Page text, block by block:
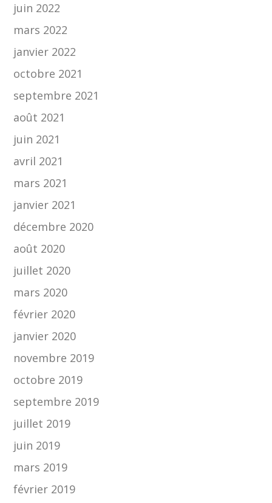
juin 2022
mars 2022
janvier 2022
octobre 2021
septembre 2021
août 2021
juin 2021
avril 2021
mars 2021
janvier 2021
décembre 2020
août 2020
juillet 2020
mars 2020
février 2020
janvier 2020
novembre 2019
octobre 2019
septembre 2019
juillet 2019
juin 2019
mars 2019
février 2019